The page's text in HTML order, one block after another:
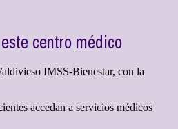
centro médico
IMSS-Bienestar, con la
accedan a servicios médicos